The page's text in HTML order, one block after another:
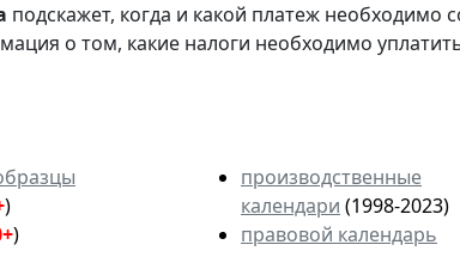
подскажет, когда и какой платеж
о том, какие налоги необходимо
)
)
производственные
календари (1998-2023)
правовой календарь